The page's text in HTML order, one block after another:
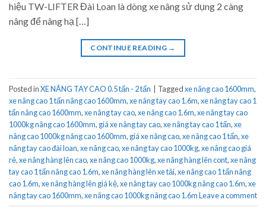
hiệu TW-LIFTER Đài Loan là dòng xe nâng sử dụng 2 càng
nâng để nâng hạ […]
CONTINUE READING →
Posted inXE NÂNG TAY CAO 0.5 tấn - 2 tấn Taggedxe nâng cao 1600mm,
xe nâng cao 1 tấn nâng cao 1600mm,xe nâng tay cao 1.6m,xe nâng tay cao 1
tấn nâng cao 1600mm,xe nâng tay cao,xe nâng cao 1.6m,xe nâng tay cao
1000kg nâng cao 1600mm, giá xe nâng tay cao,xe nâng tay cao 1 tấn,xe
nâng cao 1000kg nâng cao 1600mm, giá xe nâng cao,xe nâng cao 1 tấn,xe
nâng tay cao đài loan,xe nâng cao,xe nâng tay cao 1000kg,xe nâng cao giá
rẻ,xe nâng hàng lên cao,xe nâng cao 1000kg,xe nâng hàng lên cont,xe nâng
tay cao 1 tấn nâng cao 1.6m,xe nâng hàng lên xe tải,xe nâng cao 1 tấn nâng
cao 1.6m,xe nâng hàng lên giá kệ,xe nâng tay cao 1000kg nâng cao 1.6m,xe
nâng tay cao 1600mm,xe nâng cao 1000kg nâng cao 1.6mLeave a comment